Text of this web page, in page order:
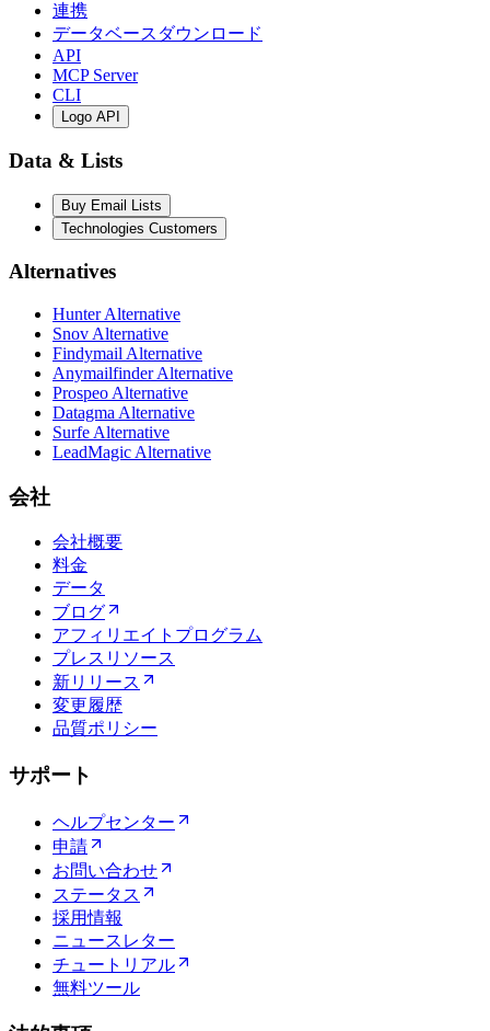
連携
データベースダウンロード
API
MCP Server
CLI
Logo API
Data & Lists
Buy Email Lists
Technologies Customers
Alternatives
Hunter Alternative
Snov Alternative
Findymail Alternative
Anymailfinder Alternative
Prospeo Alternative
Datagma Alternative
Surfe Alternative
LeadMagic Alternative
会社
会社概要
料金
データ
ブログ
アフィリエイトプログラム
プレスリソース
新リリース
変更履歴
品質ポリシー
サポート
ヘルプセンター
申請
お問い合わせ
ステータス
採用情報
ニュースレター
チュートリアル
無料ツール